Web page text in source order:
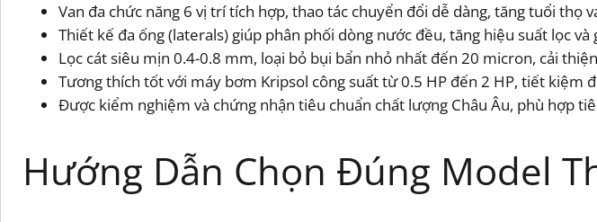
Van đa chức năng 6 vị trí tích hợp, thao tác chuyển đổi dễ dàng, tăng tuổi thọ
Thiết kế đa ống (laterals) giúp phân phối dòng nước đều, tăng hiệu suất lọc và
Lọc cát siêu mịn 0.4-0.8 mm, loại bỏ bụi bẩn nhỏ nhất đến 20 micron, cải
Tương thích tốt với máy bơm Kripsol công suất từ 0.5 HP đến 2 HP, tiết kiệm
Được kiểm nghiệm và chứng nhận tiêu chuẩn chất lượng Châu Âu, phù hợp
Hướng Dẫn Chọn Đúng Model